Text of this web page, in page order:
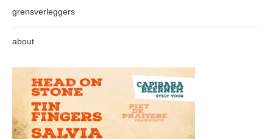
grensverleggers
about